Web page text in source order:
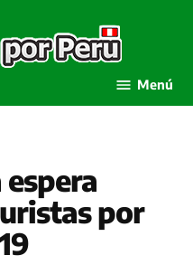
por
Menú
espera
por